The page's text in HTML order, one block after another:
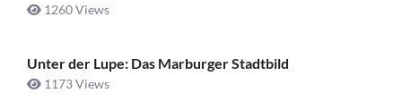
1260 Views
Unter der Lupe: Das Marburger Stadtbild
1173 Views